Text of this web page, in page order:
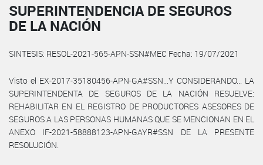
SUPERINTENDENCIA DE SEGUROS
DE LA NACIÓN
SINTESIS: RESOL-2021-565-APN-SSN#MEC Fecha: 19/07/2021
Visto el EX-2017-35180456-APN-GA#SSN...Y CONSIDERANDO... LA
SUPERINTENDENTA DE SEGUROS DE LA NACIÓN RESUELVE:
REHABILITAR EN EL REGISTRO DE PRODUCTORES ASESORES DE
SEGUROS A LAS PERSONAS HUMANAS QUE SE MENCIONAN EN EL
ANEXO IF-2021-58888123-APN-GAYR#SSN DE LA PRESENTE
RESOLUCIÓN.